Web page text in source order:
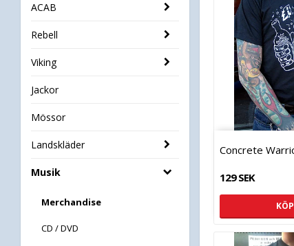
ACAB
Rebell
Viking
Jackor
Mössor
Landskläder
Musik
Merchandise
CD / DVD
Concrete
129 SEK